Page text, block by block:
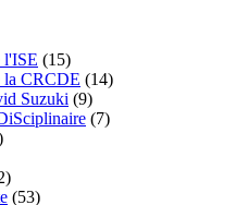
l'ISE (15)
la CRCDE (14)
Suzuki (9)
(7)
(53)